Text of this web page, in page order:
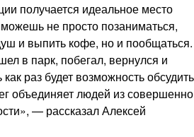
получается идеальное место
не просто позаниматься,
и выпить кофе, но и пообщаться.
в парк, побегал, вернулся и
раз будет возможность обсудить
объединяет людей из совершенно
— рассказал Алексей